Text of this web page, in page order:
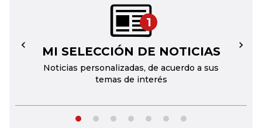
1
MI SELECCIÓN DE NOTICIAS
Noticias personalizadas, de acuerdo a sus
temas de interés
← →